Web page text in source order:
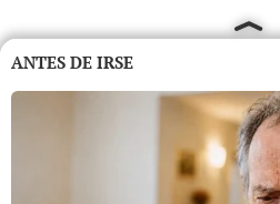
ANTES DE IRSE